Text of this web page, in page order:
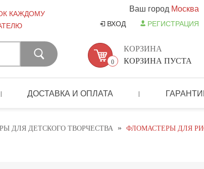
КАЖДОМУ
Ваш город Москва
ВХОД РЕГИСТРАЦИЯ
0
КОРЗИНА
КОРЗИНА ПУСТА
| ДОСТАВКА И ОПЛАТА |
ДЛЯ ДЕТСКОГО ТВОРЧЕСТВА » ФЛОМАСТЕРЫ ДЛЯ